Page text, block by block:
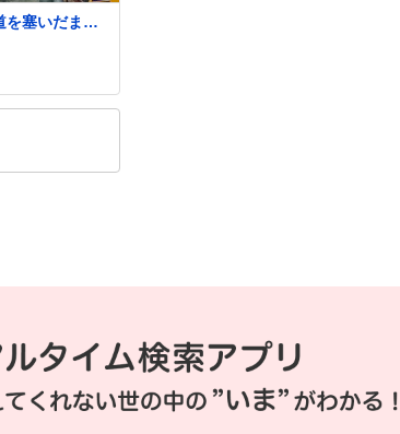
を塞いだまま
としたら「勝
されるな